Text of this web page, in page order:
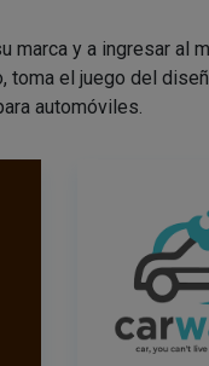
y a ingresar al
el juego del
automóviles.